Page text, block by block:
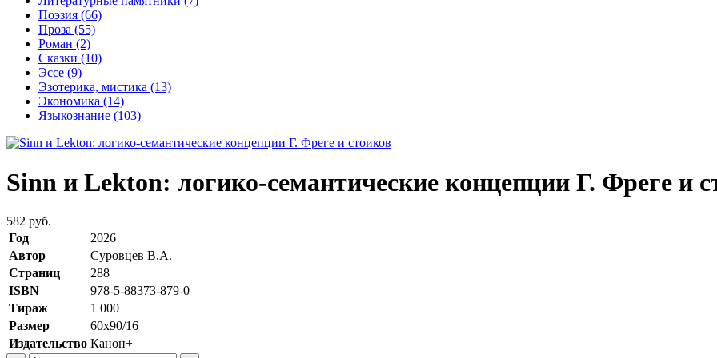
Поэзия (66)
Проза (55)
Роман (2)
Сказки (10)
Эссе (9)
Эзотерика, мистика (13)
Экономика (14)
Языкознание (103)
Sinn и Lekton: логико-семантические концепции Г. Фреге и
582 руб.
Год
2026
Автор
Суровцев В.А.
Страниц
288
ISBN
978-5-88373-879-0
Тираж
1 000
Размер
60х90/16
Издательство Канон+